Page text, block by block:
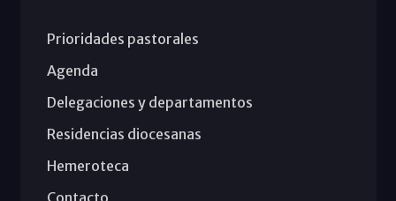
Prioridades pastorales
Agenda
Delegaciones y departamentos
Residencias diocesanas
Hemeroteca
Contacto